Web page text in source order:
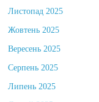
Листопад 2025
Жовтень 2025
Вересень 2025
Серпень 2025
Липень 2025